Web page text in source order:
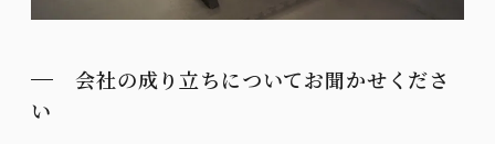
会社の成り立ちについてお聞かせくださ
い